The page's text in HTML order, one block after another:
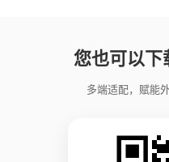
您也可以下
多端适配，赋能